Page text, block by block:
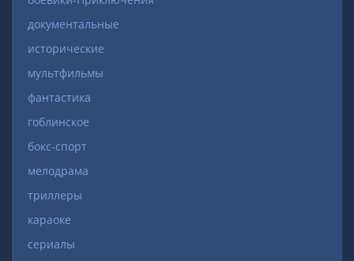
документальные
исторические
мультфильмы
фантастика
гоблинское
бокс-спорт
мелодрама
триллеры
караоке
сериалы